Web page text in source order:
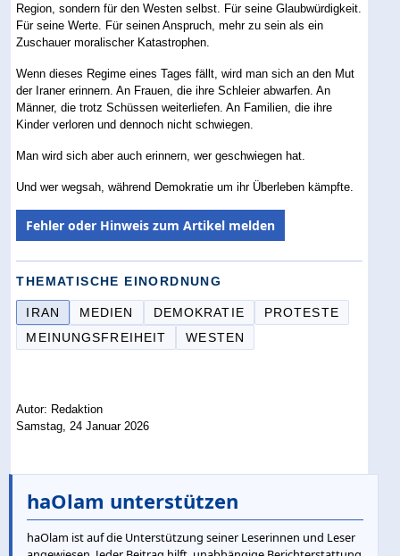
Region, sondern für den Westen selbst. Für seine Glaubwürdigkeit.
Für seine Werte. Für seinen Anspruch, mehr zu sein als ein
Zuschauer moralischer Katastrophen.
Wenn dieses Regime eines Tages fällt, wird man sich an den Mut
der Iraner erinnern. An Frauen, die ihre Schleier abwarfen. An
Männer, die trotz Schüssen weiterliefen. An Familien, die ihre
Kinder verloren und dennoch nicht schwiegen.
Man wird sich aber auch erinnern, wer geschwiegen hat.
Und wer wegsah, während Demokratie um ihr Überleben kämpfte.
Fehler oder Hinweis zum Artikel melden
THEMATISCHE EINORDNUNG
IRAN MEDIEN DEMOKRATIE
PROTESTE
MEINUNGSFREIHEIT
WESTEN
Autor: Redaktion
Samstag, 24 Januar 2026
haOlam unterstützen
haOlam ist auf die Unterstützung seiner Leserinnen und Leser